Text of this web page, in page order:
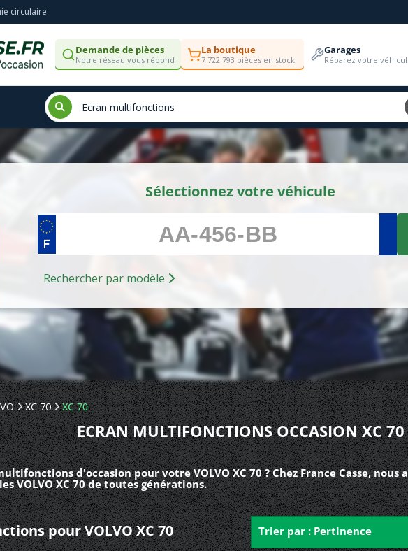
circulaire
Demande de pièces
Notre réseau vous répond
La boutique
7 722 793 pièces en stock
Garages
Réparez votre
Sélectionnez votre véhicule
Rechercher par modèle
XC 70 XC 70
ECRAN MULTIFONCTIONS OCCASION XC 70
d'occasion pour votre VOLVO XC 70 ? Chez France Casse, nous
VOLVO XC 70 de toutes générations.
pour VOLVO XC 70
Trier par : Pertinence